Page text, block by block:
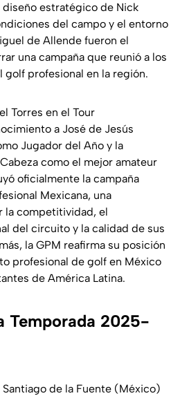
estratégico de Nick
del campo y el entorno
de Allende fueron el
una campaña que reunió a los
golf profesional en la región.
Torres en el Tour
a José de Jesús
Jugador del Año y la
como el mejor amateur
oficialmente la campaña
Mexicana, una
la competitividad, el
del circuito y la calidad de sus
la GPM reafirma su posición
profesional de golf en México
de América Latina.
Temporada 2025-
de la Fuente (México)